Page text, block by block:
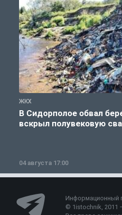
ЖКХ
В Сидорполое обвал
вскрыл полувековую
04 августа 17:00
Информационный
© 1istochnik, 2011 –